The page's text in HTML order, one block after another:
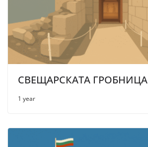
СВЕЩАРСКАТА ГРОБНИЦА
1 year